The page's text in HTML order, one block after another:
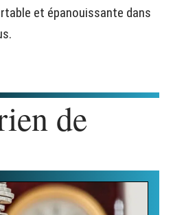
et épanouissante dans
de